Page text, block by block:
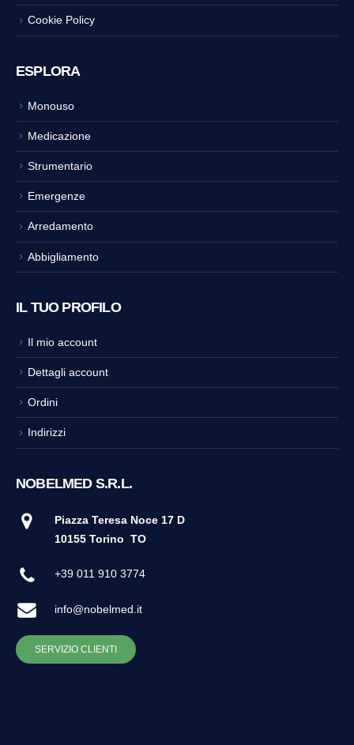
Cookie Policy
ESPLORA
Monouso
Medicazione
Strumentario
Emergenze
Arredamento
Abbigliamento
IL TUO PROFILO
Il mio account
Dettagli account
Ordini
Indirizzi
NOBELMED S.R.L.
Piazza Teresa Noce 17 D
10155 Torino TO
+39 011 910 3774
info@nobelmed.it
SERVIZIO CLIENTI